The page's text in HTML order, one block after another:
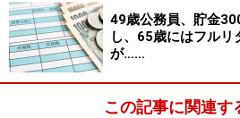
たく思います。よろしくお願いし
■家計収支データ
49歳公務員、貯金
し、65歳にはフルリ
が……
この記事に関連す